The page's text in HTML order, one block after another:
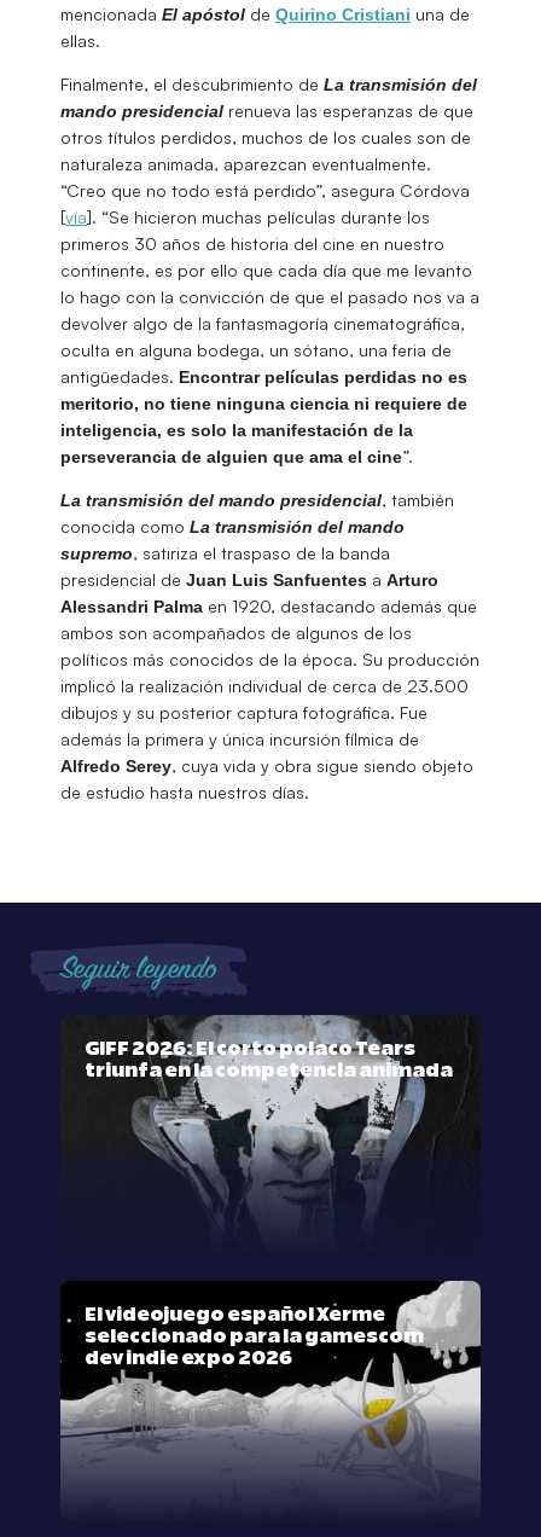
mencionada El apóstol de Quirino Cristiani una de
ellas.
Finalmente, el descubrimiento de La transmisión del
mando presidencial renueva las esperanzas de que
otros títulos perdidos, muchos de los cuales son de
naturaleza animada, aparezcan eventualmente.
“Creo que no todo está perdido”, asegura Córdova
[vía]. “Se hicieron muchas películas durante los
primeros 30 años de historia del cine en nuestro
continente, es por ello que cada día que me levanto
lo hago con la convicción de que el pasado nos va a
devolver algo de la fantasmagoría cinematográfica,
oculta en alguna bodega, un sótano, una feria de
antigüedades. Encontrar películas perdidas no es
meritorio, no tiene ninguna ciencia ni requiere de
inteligencia, es solo la manifestación de la
perseverancia de alguien que ama el cine”.
La transmisión del mando presidencial, también
conocida como La transmisión del mando
supremo, satiriza el traspaso de la banda
presidencial de Juan Luis Sanfuentes a Arturo
Alessandri Palma en 1920, destacando además que
ambos son acompañados de algunos de los
políticos más conocidos de la época. Su producción
implicó la realización individual de cerca de 23.500
dibujos y su posterior captura fotográfica. Fue
además la primera y única incursión fílmica de
Alfredo Serey, cuya vida y obra sigue siendo objeto
de estudio hasta nuestros días.
Seguir leyendo
GIFF 2026: El corto polaco Tears
triunfa en la competencia animada
El videojuego español Xerme
seleccionado para la gamescom
dev indie expo 2026